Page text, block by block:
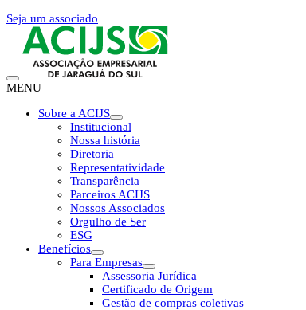
Seja um associado
MENU
Sobre a ACIJS
Institucional
Nossa história
Diretoria
Representatividade
Transparência
Parceiros ACIJS
Nossos Associados
Orgulho de Ser
ESG
Benefícios
Para Empresas
Assessoria Jurídica
Certificado de Origem
Gestão de compras coletivas